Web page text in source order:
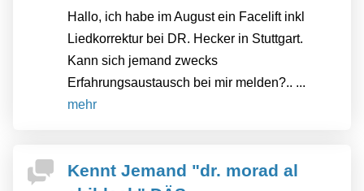
Hallo, ich habe im August ein Facelift inkl
Liedkorrektur bei DR. Hecker in Stuttgart.
Kann sich jemand zwecks
Erfahrungsaustausch bei mir melden?.. ...
mehr
Kennt Jemand "dr. morad al